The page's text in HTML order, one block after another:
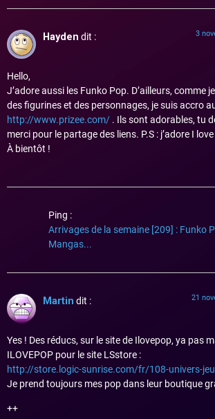
Hayden dit : 3
Hello,
J’adore aussi les Funko Pop. D’ailleurs, comme
des figurines et des personnages, je suis accro
http://www.prizee.com/ . Ils sont adorables, tu
merci pour le partage des liens. P.S : j’adore I
À bientôt !
Ping :
Arrivages de la semaine [209] : Funko
Mangas...
Martin dit : 21
Yes ! Des réducs, sur le site de Ilovepop, ya pas
ILOVEPOP pour le site LSstore :
http://store.logic-sunrise.com/fr/108-univers-
Je prend toujours mes pop dans leur boutique
++